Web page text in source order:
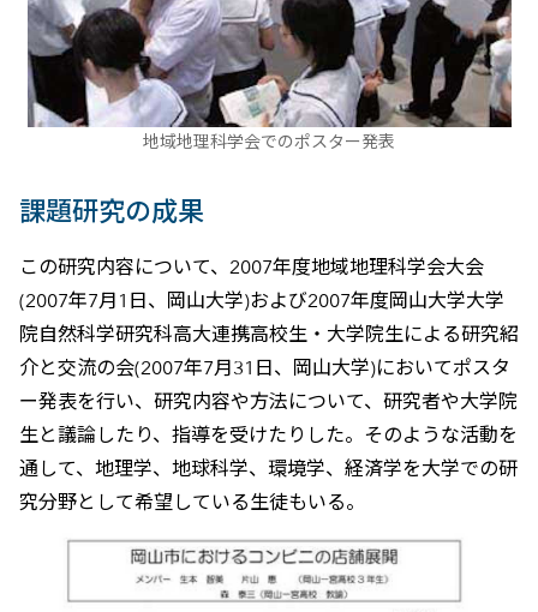
地域地理科学会でのポスター発表
課題研究の成果
この研究内容について、2007年度地域地理科学会大会
(2007年7月1日、岡山大学)および2007年度岡山大学大学
院自然科学研究科高大連携高校生・大学院生による研究紹
介と交流の会(2007年7月31日、岡山大学)においてポスタ
ー発表を行い、研究内容や方法について、研究者や大学院
生と議論したり、指導を受けたりした。そのような活動を
通して、地理学、地球科学、環境学、経済学を大学での研
究分野として希望している生徒もいる。